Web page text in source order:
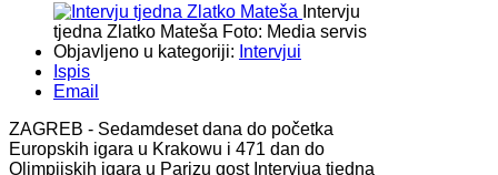
Intervju
tjedna Zlatko Mateša Foto: Media servis
Objavljeno u kategoriji: Intervjui
Ispis
Email
ZAGREB - Sedamdeset dana do početka
Europskih igara u Krakowu i 471 dan do
Olimpijskih igara u Parizu gost Intervjua tjedna